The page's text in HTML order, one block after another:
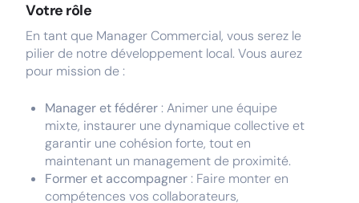
Votre rôle
En tant que Manager Commercial, vous serez le
pilier de notre développement local. Vous aurez
pour mission de :
Manager et fédérer: Animer une équipe
mixte, instaurer une dynamique collective et
garantir une cohésion forte, tout en
maintenant un management de proximité.
Former et accompagner: Faire monter en
compétences vos collaborateurs,